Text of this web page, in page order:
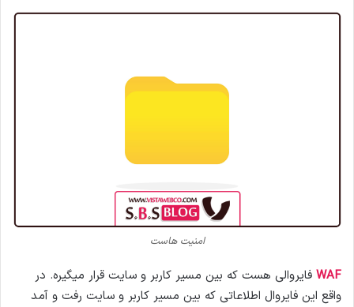
امنیت هاست
WAF فایروالی هست که بین مسیر کاربر و سایت قرار میگیره. در
واقع این فایروال اطلاعاتی که بین مسیر کاربر و سایت رفت و آمد